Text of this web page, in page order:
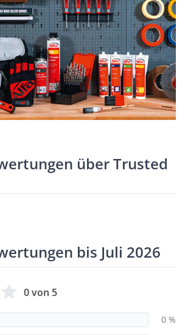
über Trusted
bis Juli 2026
0 von 5
0 %